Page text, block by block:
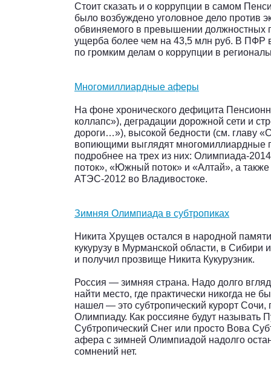
Стоит сказать и о коррупции в самом
было возбуждено уголовное дело против
обвиняемого в превышении должностных
ущерба более чем на 43,5 млн руб. В ПФР
по громким делам о коррупции в
Многомиллиардные аферы
На фоне хронического дефицита
коллапс»), деградации дорожной сети и
дороги…»), высокой бедности (см. главу
вопиющими выглядят многомиллиардные
подробнее на трех из них: Олимпиада-
поток», «Южный поток» и «Алтай», а
АТЭС-2012 во Владивостоке.
Зимняя Олимпиада в субтропиках
Никита Хрущев остался в народной
кукурузу в Мурманской области, в Сибири
и получил прозвище Никита Кукурузник.
Россия — зимняя страна. Надо долго
найти место, где практически никогда не
нашел — это субтропический курорт
Олимпиаду. Как россияне будут называть
Субтропический Снег или просто Вова
афера с зимней Олимпиадой надолго
сомнений нет.